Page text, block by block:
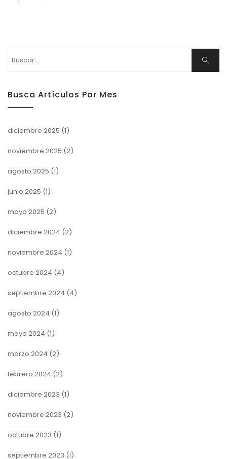
Buscar
Busca Artículos Por Mes
diciembre 2025 (1)
noviembre 2025 (2)
agosto 2025 (1)
junio 2025 (1)
mayo 2025 (2)
diciembre 2024 (2)
noviembre 2024 (1)
octubre 2024 (4)
septiembre 2024 (4)
agosto 2024 (1)
mayo 2024 (1)
marzo 2024 (2)
febrero 2024 (2)
diciembre 2023 (1)
noviembre 2023 (2)
octubre 2023 (1)
septiembre 2023 (1)